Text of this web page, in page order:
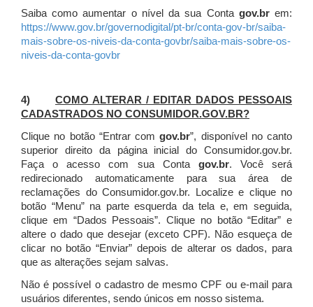
Saiba como aumentar o nível da sua Conta gov.brem:
https://www.gov.br/governodigital/pt-br/conta-gov-br/saiba-
mais-sobre-os-niveis-da-conta-govbr/saiba-mais-sobre-os-
niveis-da-conta-govbr
4) COMO ALTERAR / EDITAR DADOS PESSOAIS
CADASTRADOS NO CONSUMIDOR.GOV.BR?
Clique no botão “Entrar comgov.br”, disponível no canto
superior direito da página inicial do Consumidor.gov.br.
Faça o acesso com sua Conta gov.br. Você será
redirecionado automaticamente para sua área de
reclamações do Consumidor.gov.br.
Localize e clique no
botão “Menu” na parte esquerda da tela e, em seguida,
clique em “Dados Pessoais”. Clique no botão “Editar” e
altere o dado que desejar (exceto CPF). Não esqueça de
clicar no botão “Enviar” depois de alterar os dados, para
que as alterações sejam salvas.
Não é possível o cadastro de mesmo CPF ou e-mail para
usuários diferentes, sendo únicos em nosso sistema.